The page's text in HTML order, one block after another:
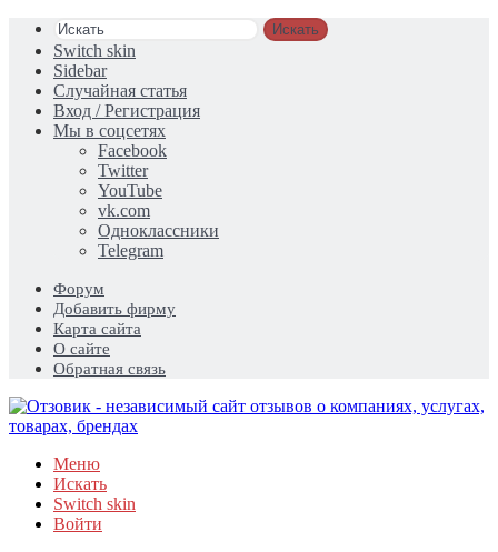
Искать
Switch skin
Sidebar
Случайная статья
Вход / Регистрация
Мы в соцсетях
Facebook
Twitter
YouTube
vk.com
Одноклассники
Telegram
Форум
Добавить фирму
Карта сайта
О сайте
Обратная связь
Меню
Искать
Switch skin
Войти